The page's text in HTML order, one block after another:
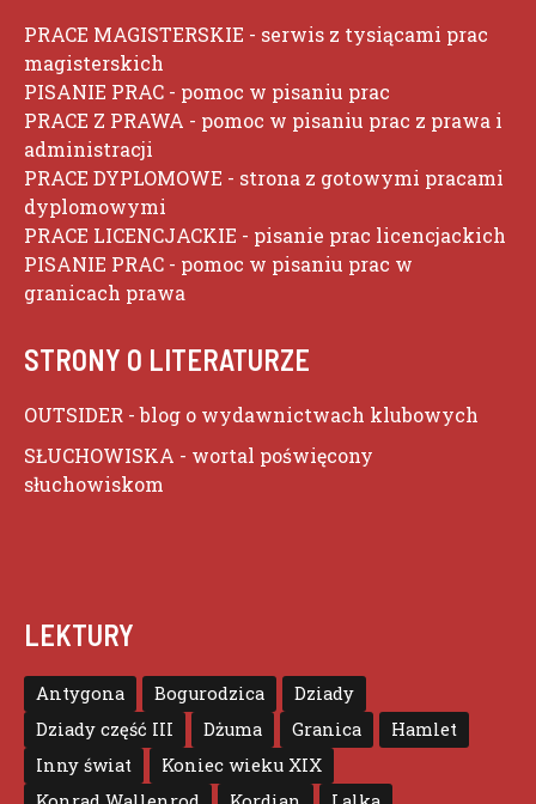
PRACE MAGISTERSKIE - serwis z tysiącami prac
magisterskich
PISANIE PRAC - pomoc w pisaniu prac
PRACE Z PRAWA - pomoc w pisaniu prac z prawa i
administracji
PRACE DYPLOMOWE - strona z gotowymi pracami
dyplomowymi
PRACE LICENCJACKIE - pisanie prac licencjackich
PISANIE PRAC - pomoc w pisaniu prac w
granicach prawa
STRONY O LITERATURZE
OUTSIDER - blog o wydawnictwach klubowych
SŁUCHOWISKA - wortal poświęcony
słuchowiskom
LEKTURY
Antygona Bogurodzica
Dziady
Dziady część III
Dżuma Granica
Hamlet
Inny świat
Koniec wieku XIX